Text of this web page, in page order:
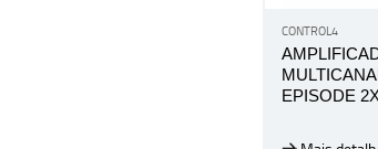
CONTROL4
EPISODE